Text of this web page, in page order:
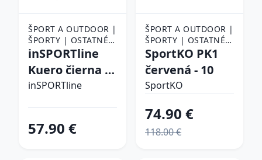
ŠPORT A OUTDOOR |
ŠPORTY | OSTATNÉ
ŠPORTY | BOJOVÉ
BOXERSKÉ RUKAVICE
inSPORTline
Kuero čierna -
10
inSPORTline
57.90 €
ŠPORT A OUTDOOR |
ŠPORTY | OSTATNÉ
ŠPORTY | BOJOVÉ
ŠPORTY | BOX |
BOXERSKÉ RUKAVICE
SportKO PK1
červená - 10
SportKO
74.90 €
118.00 €